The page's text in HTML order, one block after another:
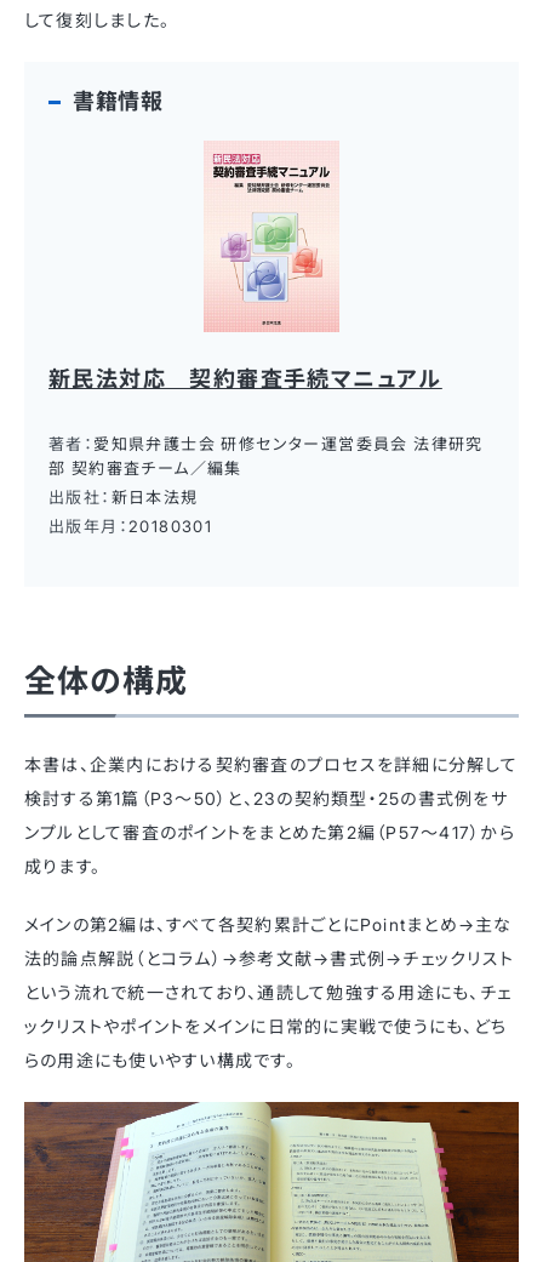
して復刻しました。
書籍情報
新民法対応 契約審査手続マニュアル
著者： 愛知県弁護士会 研修センター運営委員会 法律研究
部 契約審査チーム／編集
出版社： 新日本法規
出版年月： 20180301
全体の構成
本書は、企業内における契約審査のプロセスを詳細に分解して
検討する第1篇（P3～50）と、23の契約類型・25の書式例をサ
ンプルとして審査のポイントをまとめた第2編（P57～417）から
成ります。
メインの第2編は、すべて各契約累計ごとにPointまとめ→主な
法的論点解説（とコラム）→参考文献→書式例→チェックリスト
という流れで統一されており、通読して勉強する用途にも、チェ
ックリストやポイントをメインに日常的に実戦で使うにも、どち
らの用途にも使いやすい構成です。